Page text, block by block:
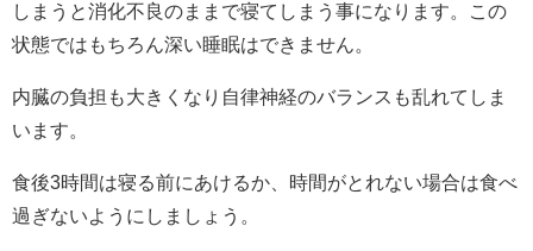
しまうと消化不良のままで寝てしまう事になります。この
状態ではもちろん深い睡眠はできません。
内臓の負担も大きくなり自律神経のバランスも乱れてしま
います。
食後3時間は寝る前にあけるか、時間がとれない場合は食べ
過ぎないようにしましょう。